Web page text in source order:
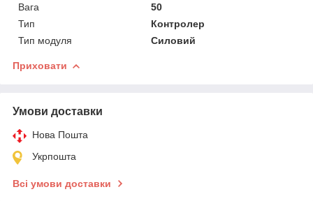
Вага
50
Тип
Контролер
Тип модуля
Силовий
Приховати
Умови доставки
Нова Пошта
Укрпошта
Всі умови доставки